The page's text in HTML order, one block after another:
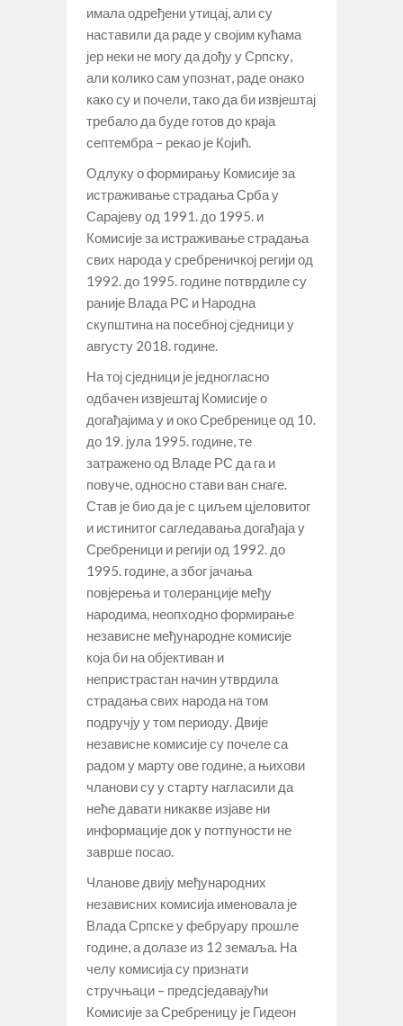
имала одређени утицај, али су
наставили да раде у својим кућама
јер неки не могу да дођу у Српску,
али колико сам упознат, раде онако
како су и почели, тако да би извјештај
требало да буде готов до краја
септембра – рекао је Којић.
Одлуку о формирању Комисије за
истраживање страдања Срба у
Сарајеву од 1991. до 1995. и
Комисије за истраживање страдања
свих народа у сребреничкој регији од
1992. до 1995. године потврдиле су
раније Влада РС и Народна
скупштина на посебној сједници у
августу 2018. године.
На тој сједници је једногласно
одбачен извјештај Комисије о
догађајима у и око Сребренице од 10.
до 19. јула 1995. године, те
затражено од Владе РС да га и
повуче, односно стави ван снаге.
Став је био да је с циљем цјеловитог
и истинитог сагледавања догађаја у
Сребреници и регији од 1992. до
1995. године, а због јачања
повјерења и толеранције међу
народима, неопходно формирање
независне међународне комисије
која би на објективан и
непристрастан начин утврдила
страдања свих народа на том
подручју у том периоду. Двије
независне комисије су почеле са
радом у марту ове године, а њихови
чланови су у старту нагласили да
неће давати никакве изјаве ни
информације док у потпуности не
заврше посао.
Чланове двију међународних
независних комисија именовала је
Влада Српске у фебруару прошле
године, а долазе из 12 земаља. На
челу комисија су признати
стручњаци – предсједавајући
Комисије за Сребреницу је Гидеон